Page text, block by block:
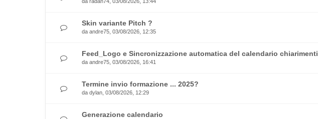
Skin variante Pitch ?
da andre75 , 03/08/2026, 12:35
Feed_Logo e Sincronizzazione automatica del calendario chiarimenti
da andre75 , 03/08/2026, 16:41
Termine invio formazione ... 2025?
da dylan , 03/08/2026, 12:29
Generazione calendario